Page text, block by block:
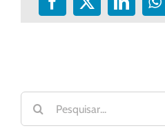
Facebook
X
Buscar
resultados
para: